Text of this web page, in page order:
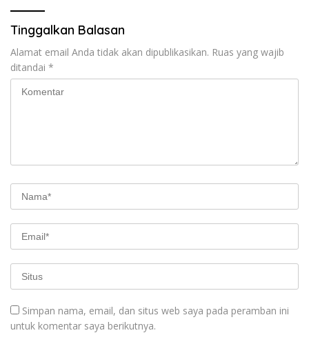
Tinggalkan Balasan
Alamat email Anda tidak akan dipublikasikan. Ruas yang wajib
ditandai *
Simpan nama, email, dan situs web saya pada peramban ini
untuk komentar saya berikutnya.